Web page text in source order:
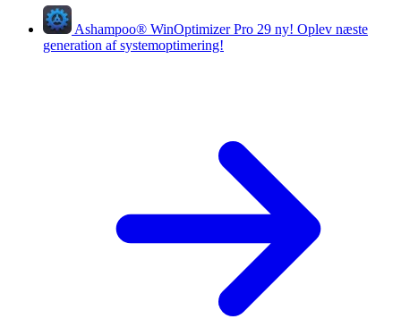
Ashampoo® WinOptimizer Pro 29 ny! Oplev næste
generation af systemoptimering!